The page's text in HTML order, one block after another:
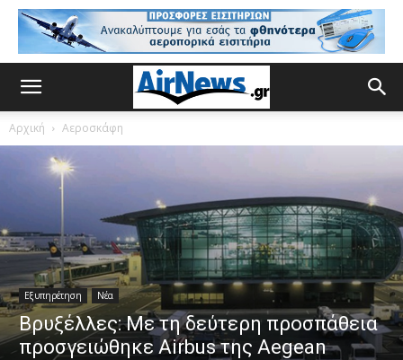
Αρχική Αεροσκάφη
Εξυπηρέτηση Νέα
Βρυξέλλες: Με τη δεύτερη προσπάθεια
προσγειώθηκε Airbus της Aegean